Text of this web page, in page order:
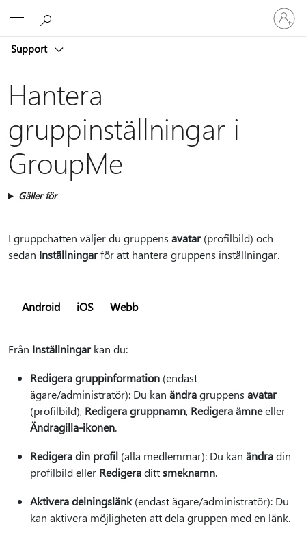
Support
Logga
in
på
konto
Hantera
gruppinställningar i
GroupMe
Gäller för
I gruppchatten väljer du gruppens avatar(profilbild) och
sedan Inställningarför att hantera gruppens inställningar.
Android iOS Webb
Från Inställningarkan du:
Redigera gruppinformation (endast
ägare/administratör): Du kan ändragruppens avatar
(profilbild), Redigera gruppnamn, Redigera ämneeller
Ändragilla-ikonen.
Redigera din profil (alla medlemmar): Du kan ändradin
profilbild eller Redigeradittsmeknamn.
Aktivera delningslänk(endast ägare/administratör): Du
kan aktivera möjligheten att dela gruppen med en länk.